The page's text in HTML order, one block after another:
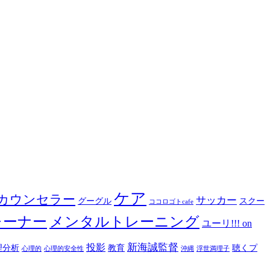
ウンセラー グーグル ケア ココロゴトcafe サッカー スクー
ナー メンタルトレーニング ユーリ!!! on
分析 心理的 心理的安全性 投影 教育 新海誠監督 沖縄 浮世満理子 聴くプ